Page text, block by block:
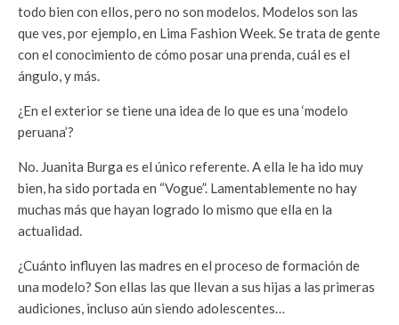
todo bien con ellos, pero no son modelos. Modelos son las
que ves, por ejemplo, en Lima Fashion Week. Se trata de gente
con el conocimiento de cómo posar una prenda, cuál es el
ángulo, y más.
¿En el exterior se tiene una idea de lo que es una ‘modelo
peruana’?
No. Juanita Burga es el único referente. A ella le ha ido muy
bien, ha sido portada en “Vogue”. Lamentablemente no hay
muchas más que hayan logrado lo mismo que ella en la
actualidad.
¿Cuánto influyen las madres en el proceso de formación de
una modelo? Son ellas las que llevan a sus hijas a las primeras
audiciones, incluso aún siendo adolescentes…